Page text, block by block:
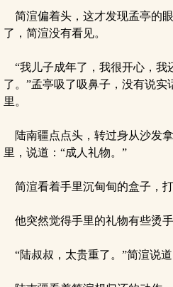
简渲偏着头，这才发现孟亭的
了，简渲没有看见。
“我儿子成年了，我很开心，我
了。”孟亭吸了吸鼻子，没有说
里。
陆南疆点点头，转过身从沙发
里，说道：“成人礼物。”
简渲看着手里沉甸甸的盒子，打
他突然觉得手里的礼物有些烫手
“陆叔叔，太贵重了。”简渲说道